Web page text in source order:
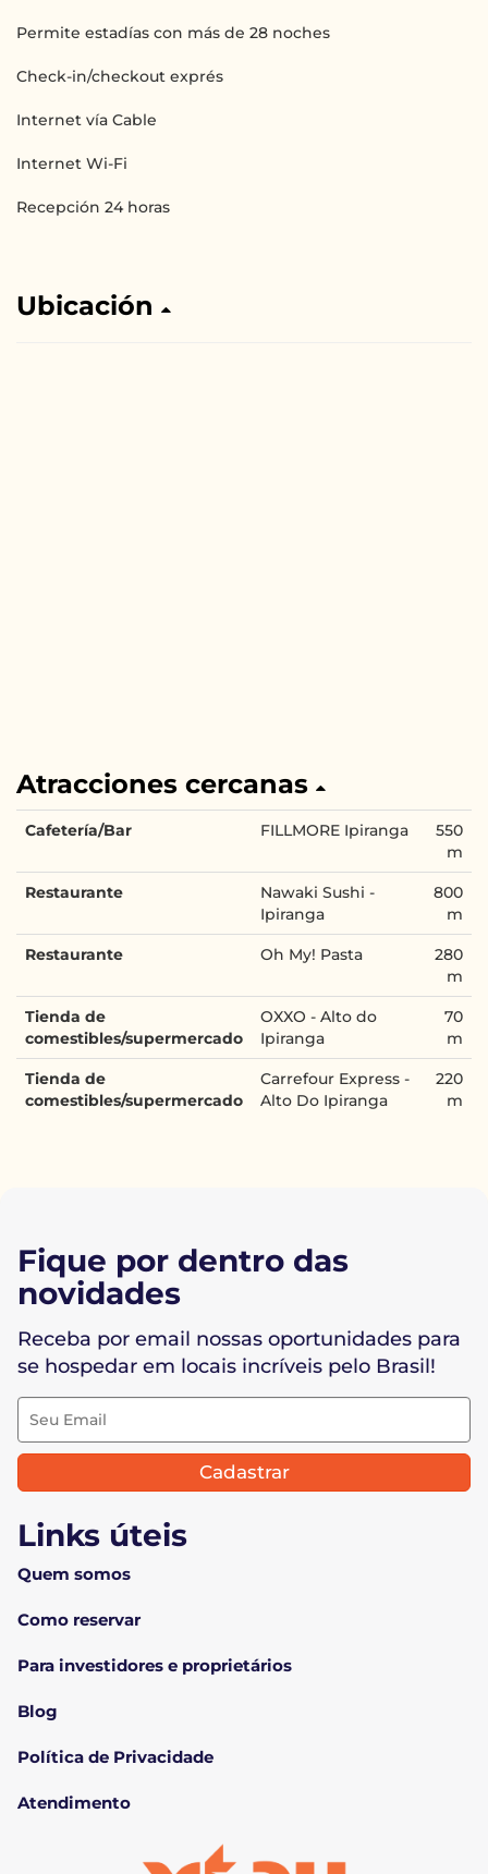
Permite estadías con más de 28 noches
Check-in/checkout exprés
Internet vía Cable
Internet Wi-Fi
Recepción 24 horas
Ubicación
Atracciones cercanas
Cafetería/Bar FILLMORE Ipiranga
550
m
Restaurante
Nawaki Sushi -
Ipiranga
800
m
Restaurante Oh My! Pasta
280
m
Tienda de
comestibles/supermercado
OXXO - Alto do
Ipiranga
70
m
Tienda de
comestibles/supermercado
Carrefour Express -
Alto Do Ipiranga
220
m
Links úteis
Quem somos
Como reservar
Para investidores e proprietários
Blog
Política de Privacidade
Atendimento
Fique por dentro das
novidades
Receba por email nossas oportunidades para
se hospedar em locais incríveis pelo Brasil!
Cadastrar